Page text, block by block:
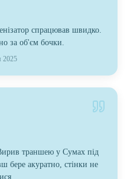
спрацював швидко.
за об'єм бочки.
2025
траншею у Сумах під
бере акуратно, стінки не